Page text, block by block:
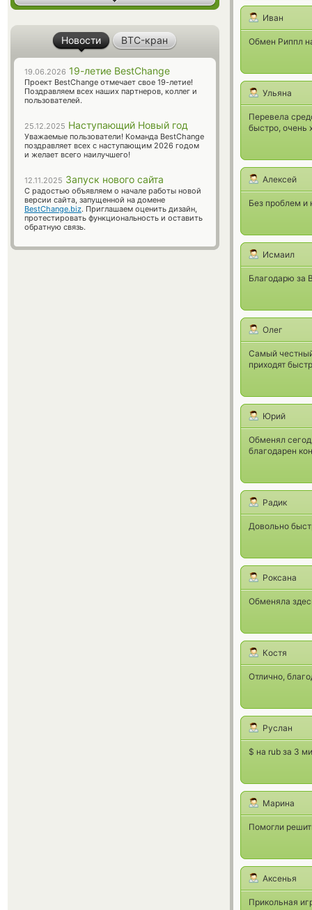
Иван
Обмен Риппл
Ульяна
Перевела
быстро, очень
Алексей
Без проблем и
Исмаил
Благодарю за
Олег
Самый
приходят
Юрий
Обменял
благодарен
Радик
Довольно
Роксана
Обменяла
Костя
Отлично,
Руслан
$ на rub за 3
Марина
Помогли
Аксенья
Прикольная
Новости BTC-кран
19.06.2026 19-летие BestChange
Проект BestChange отмечает свое 19-летие!
Поздравляем всех наших партнеров, коллег и
пользователей.
25.12.2025 Наступающий Новый год
Уважаемые пользователи! Команда BestChange
поздравляет всех с наступающим 2026 годом
и желает всего наилучшего!
12.11.2025 Запуск нового сайта
С радостью объявляем о начале работы новой
версии сайта, запущенной на домене
BestChange.biz. Приглашаем оценить дизайн,
протестировать функциональность и оставить
обратную связь.